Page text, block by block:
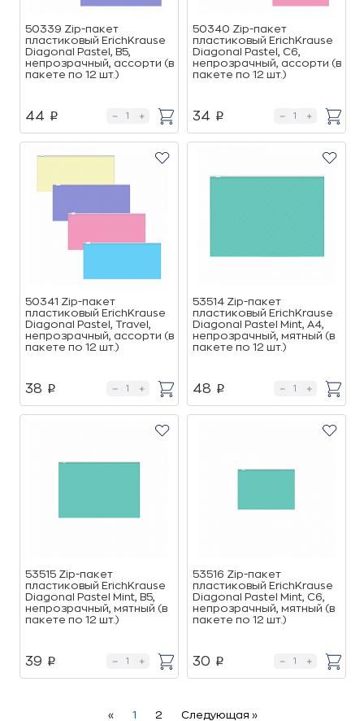
50339 Zip-пакет
пластиковый ErichKrause
Diagonal Pastel, B5,
непрозрачный, ассорти (в
пакете по 12 шт.)
44 p
50340 Zip-пакет
пластиковый ErichKrause
Diagonal Pastel, C6,
непрозрачный, ассорти (в
пакете по 12 шт.)
34 p
50341 Zip-пакет
пластиковый ErichKrause
Diagonal Pastel, Travel,
непрозрачный, ассорти (в
пакете по 12 шт.)
38 p
53514 Zip-пакет
пластиковый ErichKrause
Diagonal Pastel Mint, А4,
непрозрачный, мятный (в
пакете по 12 шт.)
48 p
53515 Zip-пакет
пластиковый ErichKrause
Diagonal Pastel Mint, B5,
непрозрачный, мятный (в
пакете по 12 шт.)
39 p
53516 Zip-пакет
пластиковый ErichKrause
Diagonal Pastel Mint, C6,
непрозрачный, мятный (в
пакете по 12 шт.)
30 p
« Previous
1 2 Следующая »Next